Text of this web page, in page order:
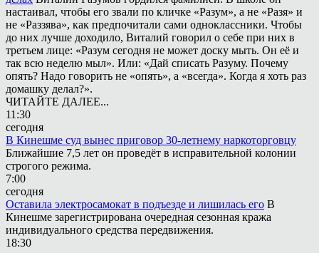
настаивал, чтобы его звали по кличке «Разум», а не «Разя» и
не «Раззява», как предпочитали сами одноклассники. Чтобы
до них лучше доходило, Виталий говорил о себе при них в
третьем лице: «Разум сегодня не может доску мыть. Он её и
так всю неделю мыл». Или: «Дай списать Разуму. Почему
опять? Надо говорить не «опять», а «всегда». Когда я хоть раз
домашку делал?».
ЧИТАЙТЕ ДАЛЕЕ...
11:30
сегодня
В Кинешме суд вынес приговор 30-летнему наркоторговцу
Ближайшие 7,5 лет он проведёт в исправительной колонии
строгого режима.
7:00
сегодня
Оставила электросамокат в подъезде и лишилась его В
Кинешме зарегистрирована очередная сезонная кража
индивидуального средства передвижения.
18:30